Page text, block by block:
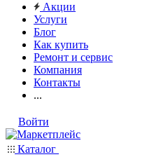
Акции
Услуги
Блог
Как купить
Ремонт и сервис
Компания
Контакты
...
Войти
Каталог